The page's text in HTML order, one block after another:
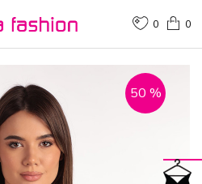
0
0
50 %